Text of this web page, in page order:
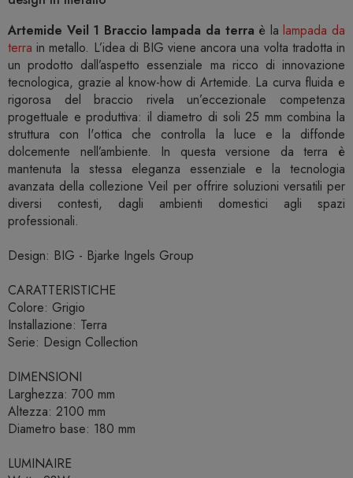
Artemide Veil 1 Braccio lampada da terra è lalampada da
terra in metallo. L’idea di BIG viene ancora una volta tradotta in
un prodotto dall’aspetto essenziale ma ricco di innovazione
tecnologica, grazie al know-how di Artemide. La curva fluida e
rigorosa del braccio rivela un’eccezionale competenza
progettuale e produttiva: il diametro di soli 25 mm combina la
struttura con l'ottica che controlla la luce e la diffonde
dolcemente nell’ambiente. In questa versione da terra è
mantenuta la stessa eleganza essenziale e la tecnologia
avanzata della collezione Veil per offrire soluzioni versatili per
diversi contesti, dagli ambienti domestici agli spazi
professionali.
Design: BIG - Bjarke Ingels Group
CARATTERISTICHE
Colore: Grigio
Installazione: Terra
Serie: Design Collection
DIMENSIONI
Larghezza: 700 mm
Altezza: 2100 mm
Diametro base: 180 mm
LUMINAIRE